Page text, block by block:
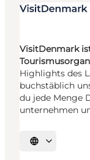
VisitDenmark
Highlights des
buchstäblich
du jede Menge
unternehmen
Sprache